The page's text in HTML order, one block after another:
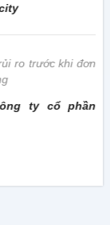
ro trước khi đơn
ty cổ phần